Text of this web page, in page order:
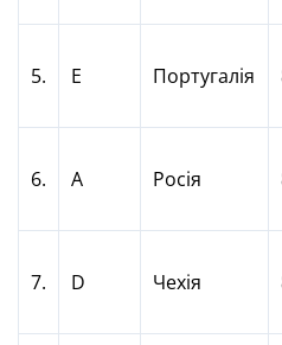
5. Е Португалія
6. А Росія
7. D Чехія